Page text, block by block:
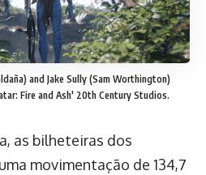
and Jake Sully (Sam Worthington)
Fire and Ash' 20th Century Studios.
as bilheteiras dos
movimentação de 134,7